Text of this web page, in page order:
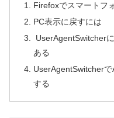
Firefoxでスマートフ
PC表示に戻すには
UserAgentSwitcher
ある
UserAgentSwitcher
する